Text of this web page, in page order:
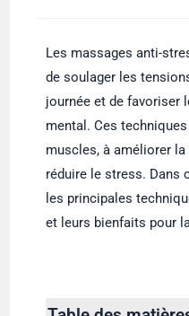
Les massages anti-
de soulager les
journée et de favoriser
mental. Ces
muscles, à améliorer
réduire le stress. Dans
les principales
et leurs bienfaits pour